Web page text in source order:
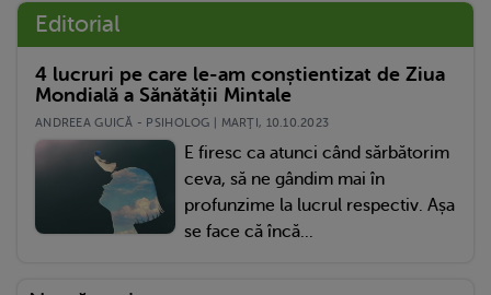
Editorial
4 lucruri pe care le-am conștientizat de Ziua
Mondială a Sănătății Mintale
ANDREEA GUICĂ - PSIHOLOG | MARŢI, 10.10.2023
E firesc ca atunci când sărbătorim
ceva, să ne gândim mai în
profunzime la lucrul respectiv. Așa
se face că încă...